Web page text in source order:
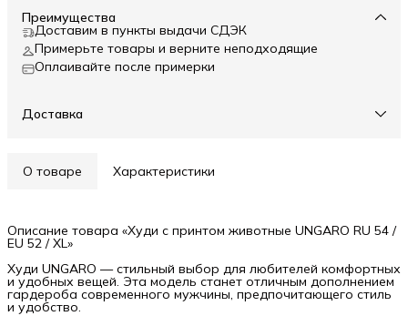
Преимущества
Доставим в пункты выдачи СДЭК
Примерьте товары и верните неподходящие
Оплаивайте после примерки
Доставка
О товаре Характеристики
Описание товара «Худи с принтом животные UNGARO RU 54 /
EU 52 / XL»
Худи UNGARO — стильный выбор для любителей комфортных
и удобных вещей. Эта модель станет отличным дополнением
гардероба современного мужчины, предпочитающего стиль
и удобство.